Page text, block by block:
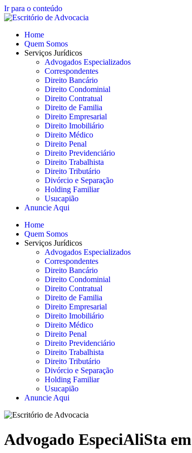
Ir para o conteúdo
Home
Quem Somos
Serviços Jurídicos
Advogados Especializados
Correspondentes
Direito Bancário
Direito Condominial
Direito Contratual
Direito de Familia
Direito Empresarial
Direito Imobiliário
Direito Médico
Direito Penal
Direito Previdenciário
Direito Trabalhista
Direito Tributário
Divórcio e Separação
Holding Familiar
Usucapião
Anuncie Aqui
Home
Quem Somos
Serviços Jurídicos
Advogados Especializados
Correspondentes
Direito Bancário
Direito Condominial
Direito Contratual
Direito de Familia
Direito Empresarial
Direito Imobiliário
Direito Médico
Direito Penal
Direito Previdenciário
Direito Trabalhista
Direito Tributário
Divórcio e Separação
Holding Familiar
Usucapião
Anuncie Aqui
Advogado EspeciAliSta em